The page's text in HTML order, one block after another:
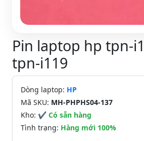
Pin laptop hp tpn-
tpn-i119
Dòng laptop: HP
Mã SKU: MH-PHPHS04-137
Kho: ✔ Có sẵn hàng
Tình trạng: Hàng mới 100%